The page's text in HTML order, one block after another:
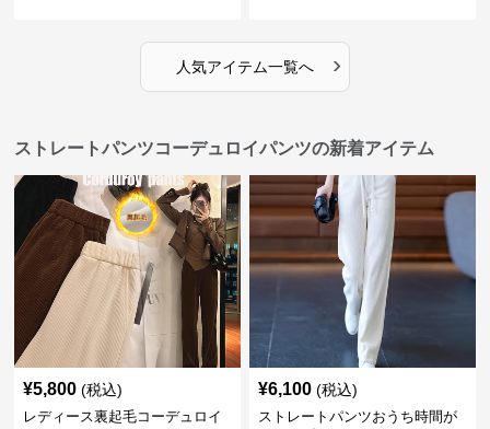
人気アイテム一覧へ ›
ストレートパンツコーデュロイパンツの新着アイテム
¥5,800 (税込)
レディース裏起毛コーデュロイ
¥6,100 (税込)
ストレートパンツおうち時間が